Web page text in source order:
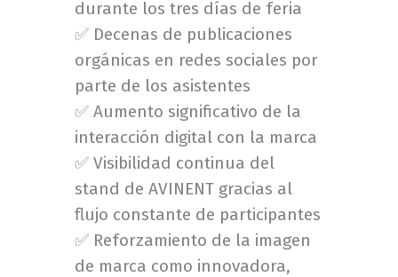
durante los tres días de feria
✅ Decenas de publicaciones
orgánicas en redes sociales por
parte de los asistentes
✅ Aumento significativo de la
interacción digital con la marca
✅ Visibilidad continua del
stand de AVINENT gracias al
flujo constante de participantes
✅ Reforzamiento de la imagen
de marca como innovadora,